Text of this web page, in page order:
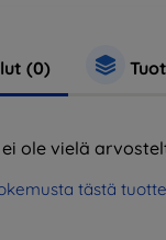
(0)
ole vielä
tästä